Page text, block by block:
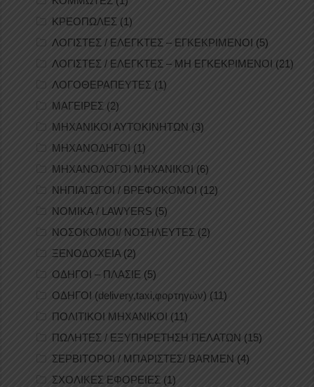
ΚΡΕΟΠΩΛΕΣ (1)
ΛΟΓΙΣΤΕΣ / ΕΛΕΓΚΤΕΣ – ΕΓΚΕΚΡΙΜΕΝΟΙ (5)
ΛΟΓΙΣΤΕΣ / ΕΛΕΓΚΤΕΣ – ΜΗ ΕΓΚΕΚΡΙΜΕΝΟΙ (21)
ΛΟΓΟΘΕΡΑΠΕΥΤΕΣ (1)
ΜΑΓΕΙΡΕΣ (2)
ΜΗΧΑΝΙΚΟΙ ΑΥΤΟΚΙΝΗΤΩΝ (3)
ΜΗΧΑΝΟΔΗΓΟΙ (1)
ΜΗΧΑΝΟΛΟΓΟΙ ΜΗΧΑΝΙΚΟΙ (6)
ΝΗΠΙΑΓΩΓΟΙ / ΒΡΕΦΟΚΟΜΟΙ (12)
ΝΟΜΙΚΑ / LAWYERS (5)
ΝΟΣΟΚΟΜΟΙ/ ΝΟΣΗΛΕΥΤΕΣ (2)
ΞΕΝΟΔΟΧΕΙΑ(2)
ΟΔΗΓΟΙ – ΠΛΑΣΙΕ (5)
ΟΔΗΓΟΙ (delivery,taxi,φορτηγών) (11)
ΠΟΛΙΤΙΚΟΙ ΜΗΧΑΝΙΚΟΙ (11)
ΠΩΛΗΤΕΣ / ΕΞΥΠΗΡΕΤΗΣΗ ΠΕΛΑΤΩΝ (15)
ΣΕΡΒΙΤΟΡΟΙ / ΜΠΑΡΙΣΤΕΣ/ BARMEN (4)
ΣΧΟΛΙΚΕΣ ΕΦΟΡΕΙΕΣ (1)